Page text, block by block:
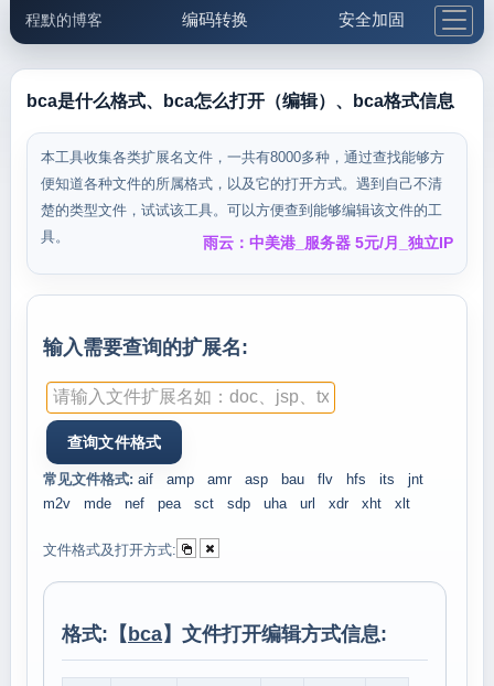
程默的博客 编码转换 安全加固
邮件工具 生活便民 更多工具
5.1支付宝大红包
bca是什么格式、bca怎么打开（编辑）、bca格式信息
本工具收集各类扩展名文件，一共有8000多种，通过查找能够方
便知道各种文件的所属格式，以及它的打开方式。遇到自己不清
楚的类型文件，试试该工具。可以方便查到能够编辑该文件的工
具。
雨云：中美港_服务器 5元/月_独立IP
输入需要查询的扩展名:
常见文件格式: aif amp amr asp bau flv hfs its
jnt
m2v
mde nef pea sct sdp uha url xdr xht xlt
文件格式及打开方式:
格式:【 bca】文件打开编辑方式信息: